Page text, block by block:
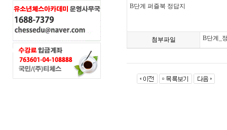
B단계 퍼즐북 정답지
첨부파일 B단계_